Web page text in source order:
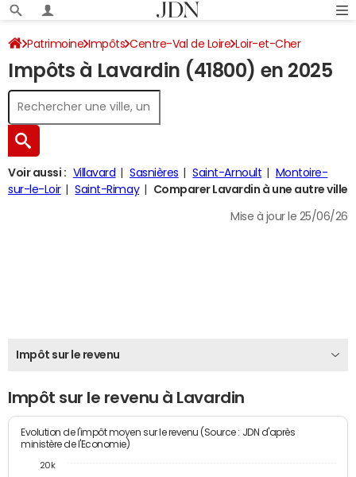
Patrimoine Impôts Centre-Val de Loire Loir-et-Cher
Lavardin Impôt sur le revenu
Impôts à Lavardin (41800) en 2025
Voir aussi : Villavard Sasnières Saint-Arnoult
Montoire-
sur-le-Loir
Saint-Rimay Comparer Lavardin à une autre ville
Mise à jour le 25/06/26
Impôt sur le revenu
Impôt sur le revenu à Lavardin
Evolution de l'impôt moyen sur le revenu (Source : JDN d'après
ministère de l'Economie)
20k